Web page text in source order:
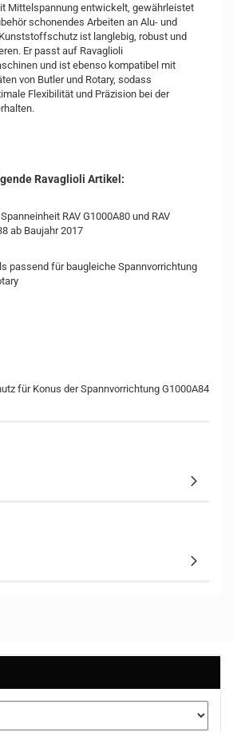
Mittelspannung entwickelt, gewährleistet
schonendes Arbeiten an Alu- und
ist langlebig, robust und
Er passt auf Ravaglioli
und ist ebenso kompatibel mit
von Butler und Rotary, sodass
Flexibilität und Präzision bei der
Ravaglioli Artikel:
RAV G1000A80 und RAV
ab Baujahr 2017
passend für baugleiche Spannvorrichtung
für Konus der Spannvorrichtung G1000A84